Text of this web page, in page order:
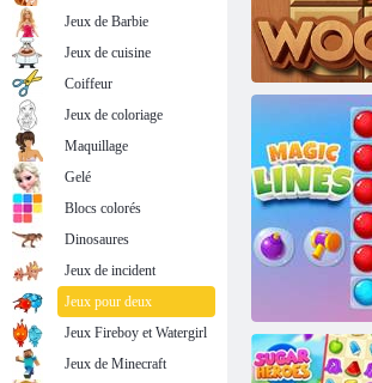
Jeux de Barbie
Jeux de cuisine
Coiffeur
Jeux de coloriage
Maquillage
Gelé
Blocs colorés
Dinosaures
Jeux de incident
Jeux pour deux
Jeux Fireboy et Watergirl
Jeux de Minecraft